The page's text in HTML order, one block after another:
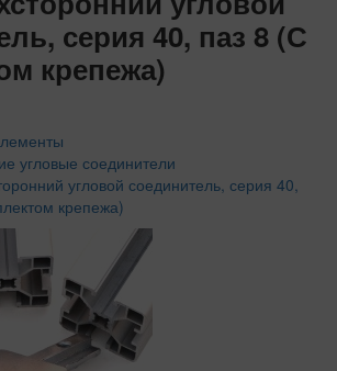
серия 40, паз 8 (С
крепежа)
угловые соединители
угловой соединитель, серия 40,
крепежа)